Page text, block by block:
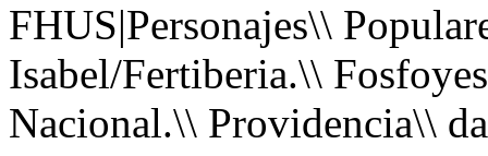
FHUS|Personajes\\
Isabel/Fertiberia.\\
Nacional.\\ Providencia\\